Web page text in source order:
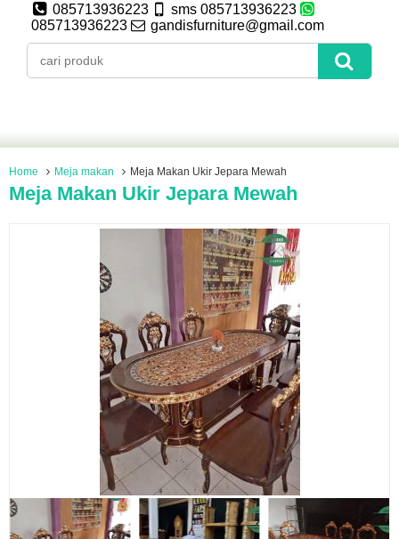
085713936223
sms 085713936223
085713936223
gandisfurniture@gmail.com
Home Meja makan Meja Makan Ukir Jepara Mewah
Meja Makan Ukir Jepara Mewah